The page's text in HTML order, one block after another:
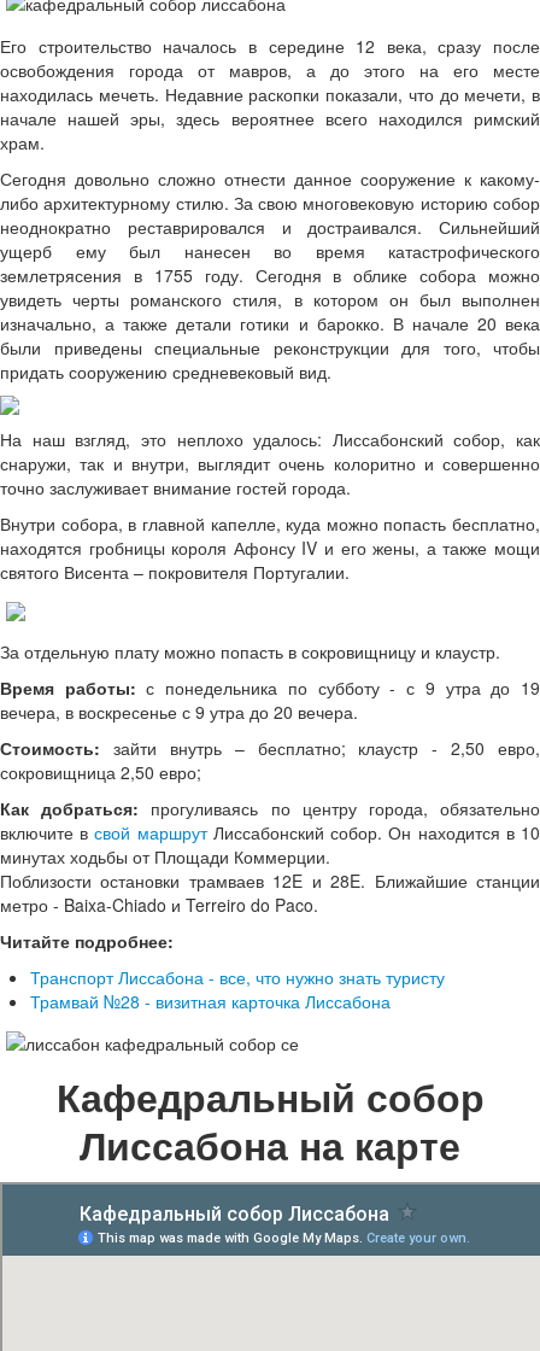
Его строительство началось в середине 12 века, сразу после
освобождения города от мавров, а до этого на его месте
находилась мечеть. Недавние раскопки показали, что до мечети, в
начале нашей эры, здесь вероятнее всего находился римский
храм.
Сегодня довольно сложно отнести данное сооружение к какому-
либо архитектурному стилю. За свою многовековую историю собор
неоднократно реставрировался и достраивался. Сильнейший
ущерб ему был нанесен во время катастрофического
землетрясения в 1755 году. Сегодня в облике собора можно
увидеть черты романского стиля, в котором он был выполнен
изначально, а также детали готики и барокко. В начале 20 века
были приведены специальные реконструкции для того, чтобы
придать сооружению средневековый вид.
На наш взгляд, это неплохо удалось: Лиссабонский собор, как
снаружи, так и внутри, выглядит очень колоритно и совершенно
точно заслуживает внимание гостей города.
Внутри собора, в главной капелле, куда можно попасть бесплатно,
находятся гробницы короля Афонсу IV и его жены, а также мощи
святого Висента – покровителя Португалии.
За отдельную плату можно попасть в сокровищницу и клаустр.
Время работы: с понедельника по субботу - с 9 утра до 19
вечера, в воскресенье с 9 утра до 20 вечера.
Стоимость: зайти внутрь – бесплатно; клаустр - 2,50 евро,
сокровищница 2,50 евро;
Как добраться: прогуливаясь по центру города, обязательно
включите всвой маршрутЛиссабонский собор. Он находится в 10
минутах ходьбы от Площади Коммерции.
Поблизости остановки трамваев 12E и 28E. Ближайшие станции
метро - Baixa-Chiado и Terreiro do Paco.
Читайте подробнее:
Транспорт Лиссабона - все, что нужно знать туристу
Трамвай №28 - визитная карточка Лиссабона
Кафедральный собор
Лиссабона на карте